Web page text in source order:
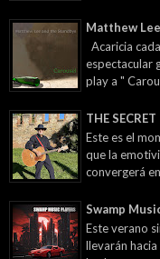
Matthew
Acaricia
espectacular
play a "
THE SECRET
Este es el
que la
convergerá
Swamp
Este verano
llevarán